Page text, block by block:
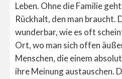
Leben. Ohne die Familie
Rückhalt, den man braucht.
wunderbar, wie es oft
Ort, wo man sich offen
Menschen, die einem
ihre Meinung austauschen.